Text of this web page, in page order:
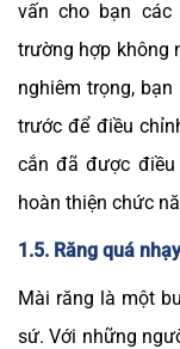
vấn cho bạn các
trường hợp không
nghiêm trọng,
trước để điều
cắn đã được
hoàn thiện chức
1.5. Răng quá
Mài răng là một
sứ. Với những